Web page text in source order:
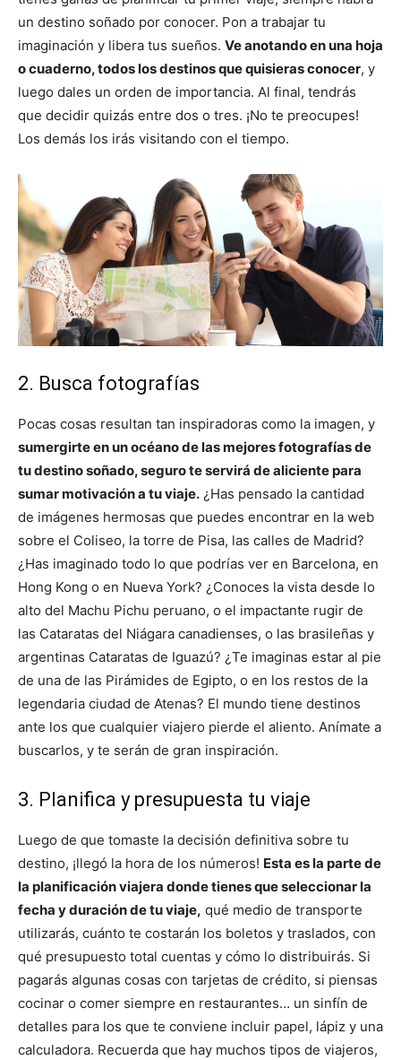
un destino soñado por conocer. Pon a trabajar tu
imaginación y libera tus sueños. Ve anotando en una hoja
o cuaderno, todos los destinos que quisieras conocer, y
luego dales un orden de importancia. Al final, tendrás
que decidir quizás entre dos o tres. ¡No te preocupes!
Los demás los irás visitando con el tiempo.
2. Busca fotografías
Pocas cosas resultan tan inspiradoras como la imagen, y
sumergirte en un océano de las mejores fotografías de
tu destino soñado, seguro te servirá de aliciente para
sumar motivación a tu viaje. ¿Has pensado la cantidad
de imágenes hermosas que puedes encontrar en la web
sobre el Coliseo, la torre de Pisa, las calles de Madrid?
¿Has imaginado todo lo que podrías ver en Barcelona, en
Hong Kong o en Nueva York? ¿Conoces la vista desde lo
alto del Machu Pichu peruano, o el impactante rugir de
las Cataratas del Niágara canadienses, o las brasileñas y
argentinas Cataratas de Iguazú? ¿Te imaginas estar al pie
de una de las Pirámides de Egipto, o en los restos de la
legendaria ciudad de Atenas? El mundo tiene destinos
ante los que cualquier viajero pierde el aliento. Anímate a
buscarlos, y te serán de gran inspiración.
3. Planifica y presupuesta tu viaje
Luego de que tomaste la decisión definitiva sobre tu
destino, ¡llegó la hora de los números! Esta es la parte de
la planificación viajera donde tienes que seleccionar la
fecha y duración de tu viaje, qué medio de transporte
utilizarás, cuánto te costarán los boletos y traslados, con
qué presupuesto total cuentas y cómo lo distribuirás. Si
pagarás algunas cosas con tarjetas de crédito, si piensas
cocinar o comer siempre en restaurantes… un sinfín de
detalles para los que te conviene incluir papel, lápiz y una
calculadora. Recuerda que hay muchos tipos de viajeros,